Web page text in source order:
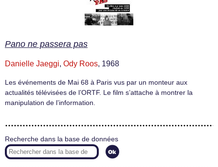
Pano ne passera pas
Danielle Jaeggi, Ody Roos, 1968
Les événements de Mai 68 à Paris vus par un monteur aux
actualités télévisées de l’ORTF. Le film s’attache à montrer la
manipulation de l’information.
Recherche dans la base de données